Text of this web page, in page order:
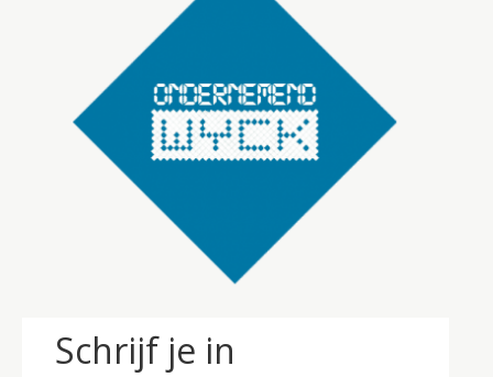
Schrijf je in